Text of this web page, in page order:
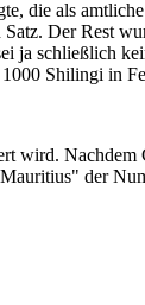
die als
Der Rest
ja schließlich
1000 Shilingi
der